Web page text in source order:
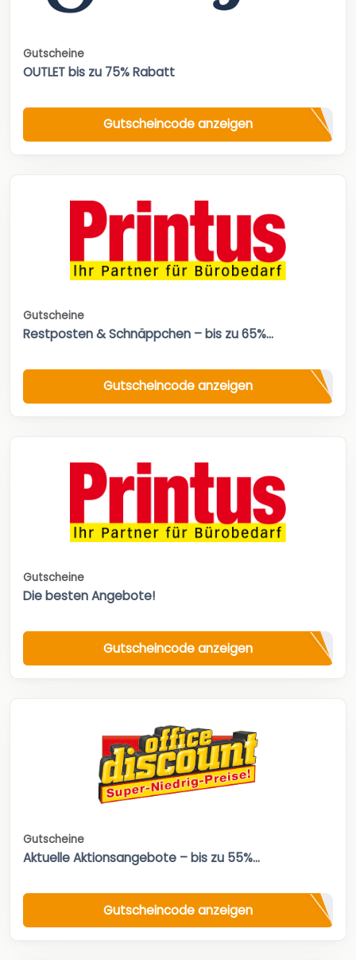
Gutscheine
OUTLET bis zu 75% Rabatt
Gutscheincode anzeigen
Gutscheine
Restposten & Schnäppchen – bis zu 65%...
Gutscheincode anzeigen
Gutscheine
Die besten Angebote!
Gutscheincode anzeigen
Gutscheine
Aktuelle Aktionsangebote – bis zu 55%...
Gutscheincode anzeigen